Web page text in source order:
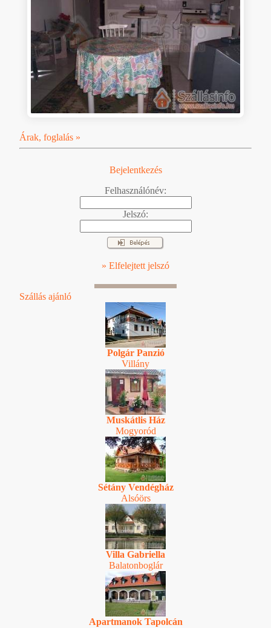
Árak, foglalás »
Bejelentkezés
Felhasználónév:
Jelszó:
» Elfelejtett jelszó
Szállás ajánló
Polgár Panzió
Villány
Muskátlis Ház
Mogyoród
Sétány Vendégház
Alsóörs
Villa Gabriella
Balatonboglár
Apartmanok Tapolcán